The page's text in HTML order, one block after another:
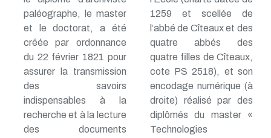
paléographe, le master
et le doctorat, a été
créée par ordonnance
du 22 février 1821 pour
assurer la transmission
des savoirs
indispensables à la
recherche et à la lecture
des documents
1259 et scellée de
l’abbé de Cîteaux et des
quatre abbés des
quatre filles de Cîteaux,
cote PS 2518), et son
encodage numérique (à
droite) réalisé par des
diplômés du master «
Technologies